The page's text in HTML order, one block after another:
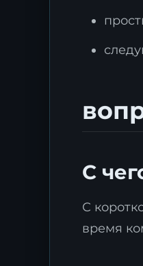
С
С
время